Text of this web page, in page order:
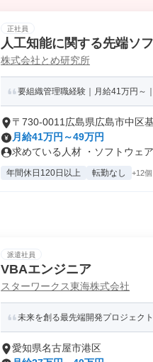
正社員
人工知能に関する先端ソ
株式会社とめ研究所
要組織管理職経験｜月給41万円～
〒730-0011広島県広島市中区
月給41万円～49万円
求めている人材 ・ソフトウェ
年間休日120日以上 転勤なし +12個
派遣社員
VBAエンジニア
スターワークス東海株式会社
未来を創る最先端開発プロジェク
愛知県名古屋市港区